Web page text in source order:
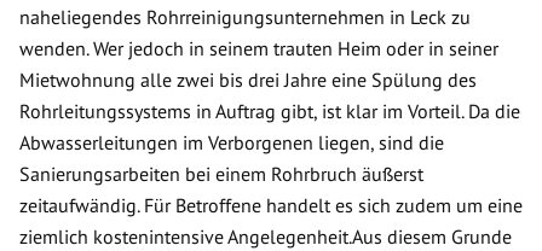
naheliegendes Rohrreinigungsunternehmen in Leck zu
wenden. Wer jedoch in seinem trauten Heim oder in seiner
Mietwohnung alle zwei bis drei Jahre eine Spülung des
Rohrleitungssystems in Auftrag gibt, ist klar im Vorteil. Da die
Abwasserleitungen im Verborgenen liegen, sind die
Sanierungsarbeiten bei einem Rohrbruch äußerst
zeitaufwändig. Für Betroffene handelt es sich zudem um eine
ziemlich kostenintensive Angelegenheit.Aus diesem Grunde